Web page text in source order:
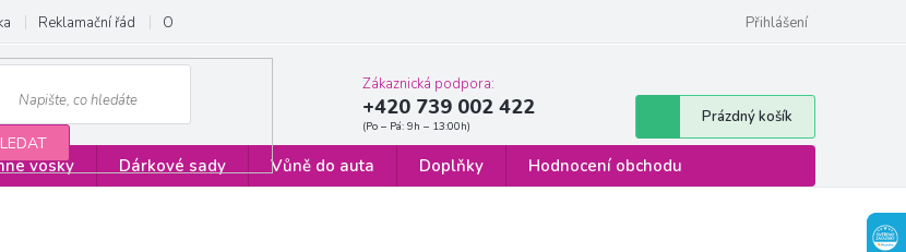
Reklamační řád Obchodní podmínky Formulář pro odstoupení od smlouvy
Přihlášení
Zákaznická podpora:
+420 739 002 422
Nákupní
košík
Prázdný košík
vosky Dárkové sady Vůně do auta Doplňky Hodnocení obchodu